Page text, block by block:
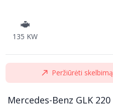
135 KW
Peržiūrėti skelbimą
Mercedes-Benz GLK 220